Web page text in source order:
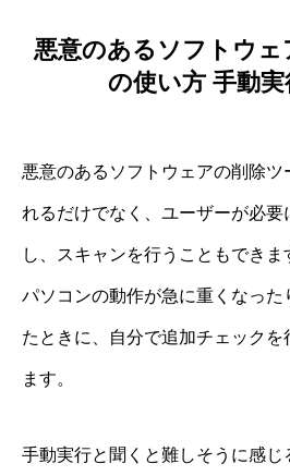
悪意のあるソフトウ
の使い方 手動
悪意のあるソフトウェアの削除ツ
れるだけでなく、ユーザーが必要
し、スキャンを行うこともできま
パソコンの動作が急に重くなった
たときに、自分で追加チェックを
ます。
手動実行と聞くと難しそうに感じ